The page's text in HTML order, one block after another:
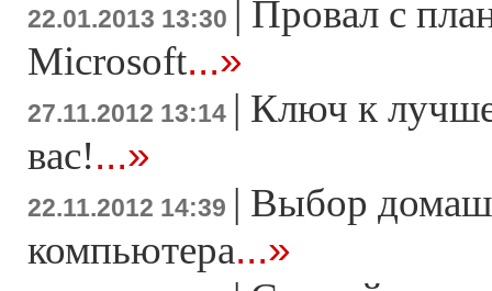
22.01.2013 13:30 | Провал с
Microsoft...»
27.11.2012 13:14 | Ключ к
вас!...»
22.11.2012 14:39 | Выбор
компьютера...»